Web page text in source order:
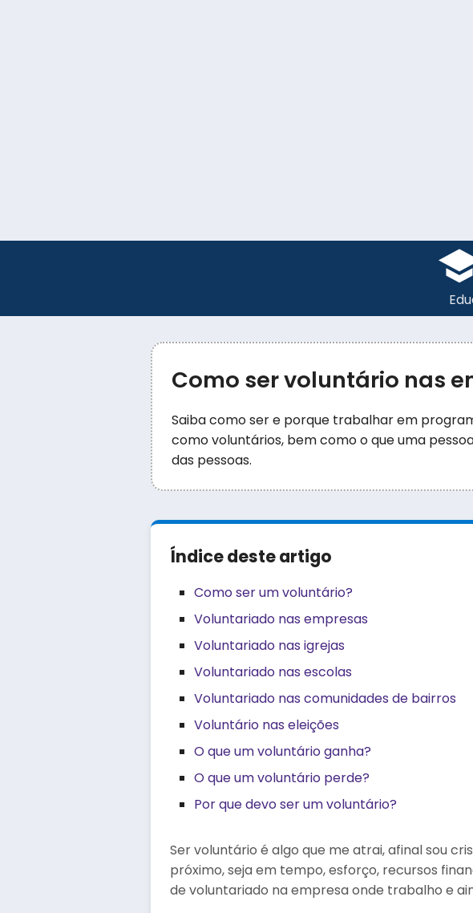
Como ser voluntário nas
Saiba como ser e porque trabalhar em
como voluntários, bem como o que uma
das pessoas.
Índice deste artigo
Como ser um voluntário?
Voluntariado nas empresas
Voluntariado nas igrejas
Voluntariado nas escolas
Voluntariado nas comunidades de bairros
Voluntário nas eleições
O que um voluntário ganha?
O que um voluntário perde?
Por que devo ser um voluntário?
Ser voluntário é algo que me atrai, afinal sou
próximo, seja em tempo, esforço, recursos
de voluntariado na empresa onde trabalho e